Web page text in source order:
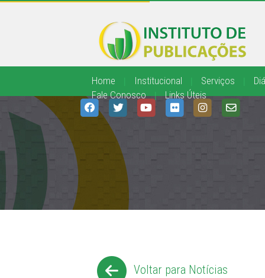
Home Institucional Serviços
Fale Conosco
| Links Úteis
Voltar para Notícias